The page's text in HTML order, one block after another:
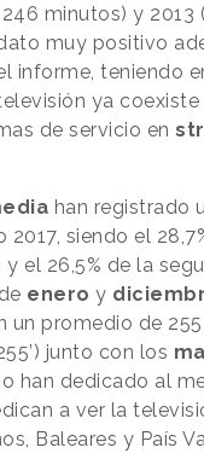
minutos) y 2013
muy positivo
informe, teniendo
ya
de servicio en
han registrado
siendo el
el 26,5% de la
enero y
un promedio de
junto con los
han dedicado al
a ver la
Baleares y País